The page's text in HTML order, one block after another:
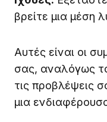
βρείτε μια μέση
Αυτές είναι οι
σας, αναλόγως
τις προβλέψεις
μια